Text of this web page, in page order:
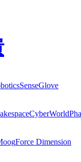
SenseGlove
CyberWorld
Force Dimension